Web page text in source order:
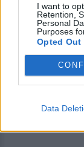
I want to
Retention,
Personal
Purposes
Opted Out
Data